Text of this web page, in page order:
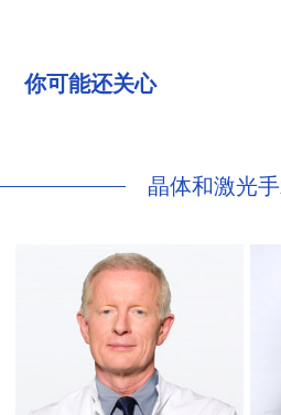
你可能还关心
晶体和激光